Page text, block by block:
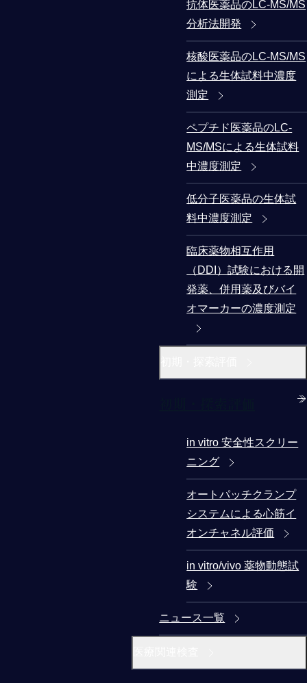
抗体医薬品のLC-MS/MS
分析法開発
核酸医薬品のLC-MS/MS
による生体試料中濃度
測定
ペプチド医薬品のLC-
MS/MSによる生体試料
中濃度測定
低分子医薬品の生体試
料中濃度測定
臨床薬物相互作用
（DDI）試験における開
発薬、併用薬及びバイ
オマーカーの濃度測定
in vitro 安全性スクリー
ニング
オートパッチクランプ
システムによる心筋イ
オンチャネル評価
in vitro/vivo 薬物動態試
験
ニュース一覧